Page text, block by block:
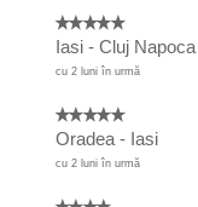
Iasi - Cluj Napoca
cu 2 luni în urmă
Oradea - Iasi
cu 2 luni în urmă